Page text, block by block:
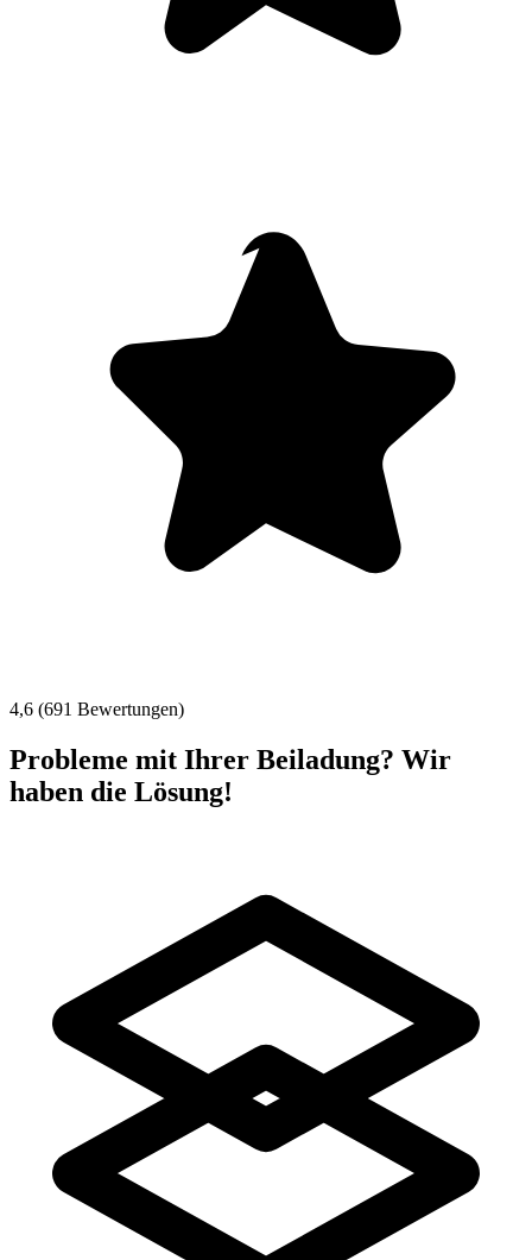
4,6 (691 Bewertungen)
Probleme mit Ihrer Beiladung? Wir
haben die Lösung!